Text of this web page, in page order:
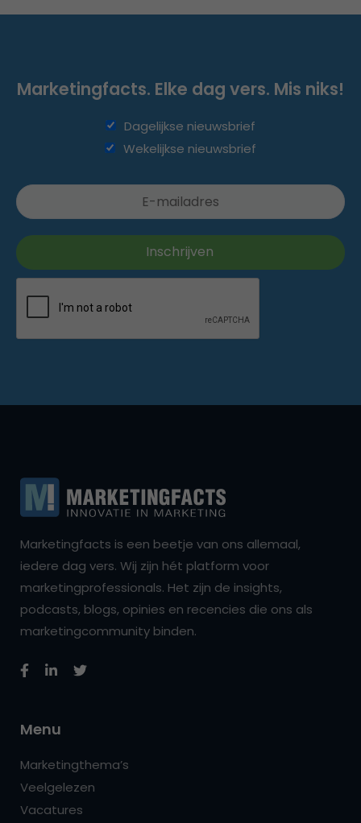
Marketingfacts. Elke dag vers. Mis niks!
Dagelijkse nieuwsbrief
Wekelijkse nieuwsbrief
Marketingfacts is een beetje van ons allemaal,
iedere dag vers. Wij zijn hét platform voor
marketingprofessionals. Het zijn de insights,
podcasts, blogs, opinies en recencies die ons als
marketingcommunity binden.
Menu
Marketingthema’s
Veelgelezen
Vacatures